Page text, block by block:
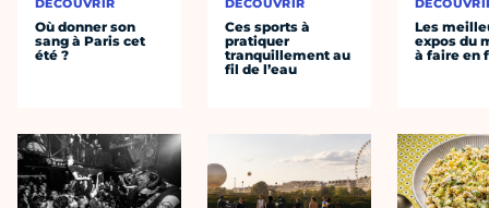
DÉCOUVRIR
Où donner son
sang à Paris cet
été ?
DÉCOUVRIR
Ces sports à
pratiquer
tranquillement au
fil de l’eau
Les
expos du
à faire en